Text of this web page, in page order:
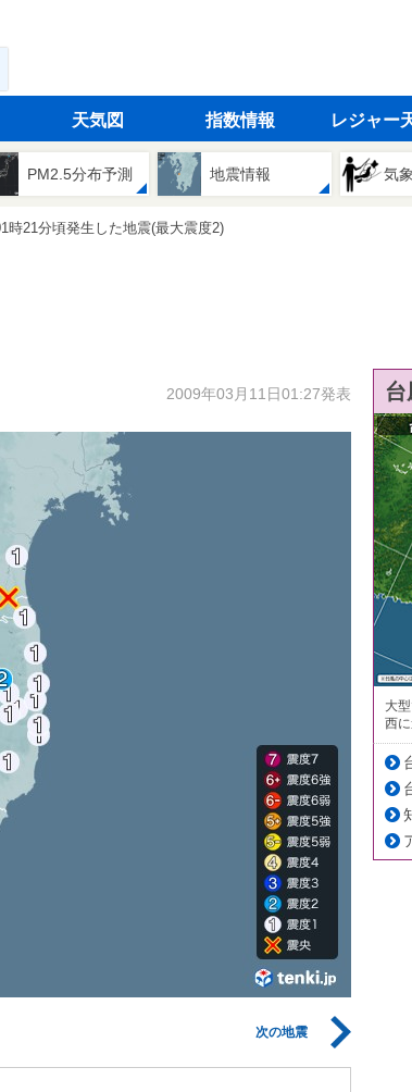
天気図 指数情報 レジャー
PM2.5分布予測 地震情報 気
時21分頃発生した地震(最大震度2)
2009年03月11日01:27発表
次の地震
大
西